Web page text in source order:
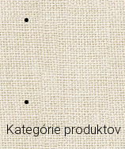
Kategórie produktov